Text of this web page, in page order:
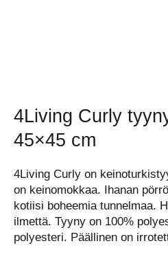
4Living Curly
45×45 cm
4Living Curly on
on keinomokkaa. Ihanan
kotiisi boheemia tunnelmaa.
ilmettä. Tyyny on 100%
polyesteri. Päällinen on